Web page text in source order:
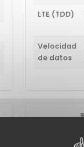
LTE (TDD)
Velocidad
de datos